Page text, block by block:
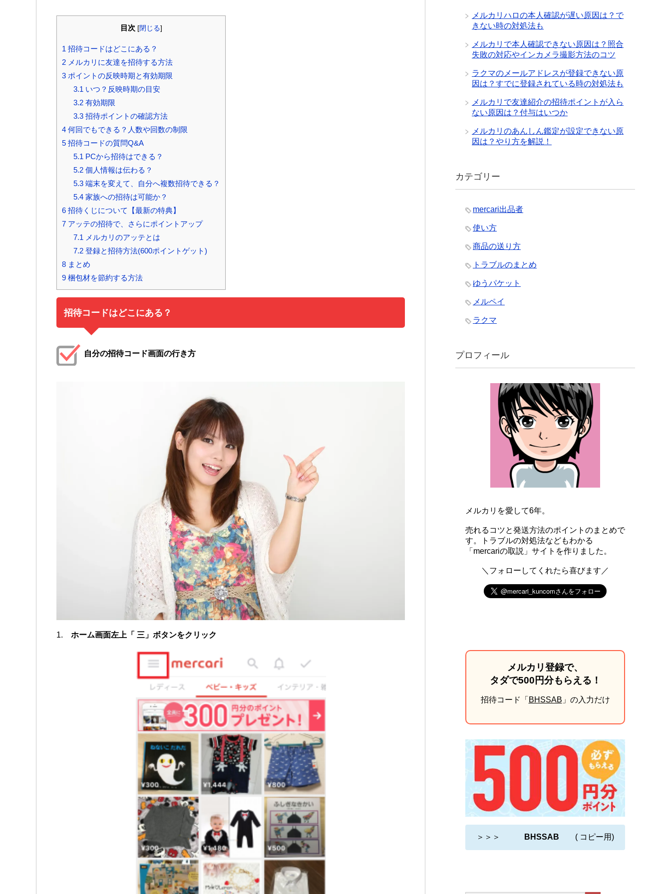
目次 [閉じる]
1 招待コードはどこにある？
2 メルカリに友達を招待する方法
3 ポイントの反映時期と有効期限
3.1 いつ？反映時期の目安
3.2有効期限
3.3招待ポイントの確認方法
4 何回でもできる？人数や回数の制限
5 招待コードの質問Q&A
5.1 PCから招待はできる？
5.2個人情報は伝わる？
5.3端末を変えて、自分へ複数招待できる？
5.4家族への招待は可能か？
6 招待くじについて【最新の特典】
7 アッテの招待で、さらにポイントアップ
7.1 メルカリのアッテとは
7.2登録と招待方法(600ポイントゲット)
8 まとめ
9 梱包材を節約する方法
招待コードはどこにある？
自分の招待コード画面の行き方
1. ホーム画面左上「 三」ボタンをクリック
メルカリハロの本人確認が遅い原因は？で
きない時の対処法も
メルカリで本人確認できない原因は？照合
失敗の対応やインカメラ撮影方法のコツ
ラクマのメールアドレスが登録できない原
因は？すでに登録されている時の対処法も
メルカリで友達紹介の招待ポイントが入ら
ない原因は？付与はいつか
メルカリのあんしん鑑定が設定できない原
因は？やり方を解説！
カテゴリー
mercari出品者
使い方
商品の送り方
トラブルのまとめ
ゆうパケット
メルペイ
ラクマ
プロフィール
メルカリを愛して6年。
売れるコツと発送方法のポイントのまとめで
す。トラブルの対処法などもわかる
「mercariの取説」サイトを作りました。
＼フォローしてくれたら喜びます／
メルカリ登録で、
タダで500円分もらえる！
招待コード「 BHSSAB 」の入力だけ
＞＞＞ BHSSAB ( コピー用)